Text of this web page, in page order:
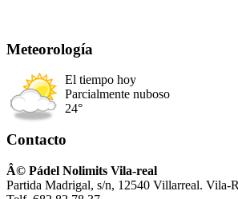
Meteorología
El tiempo hoy
Parcialmente nuboso
24°
Contacto
Â© Pádel Nolimits Vila-real
Partida Madrigal, s/n, 12540 Villarreal. Vila-